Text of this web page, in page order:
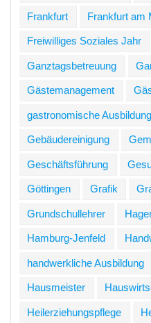
Frankfurt Frankfurt am
Freiwilliges Soziales Jahr
Ganztagsbetreuung
Gästemanagement
gastronomische Ausbildung
Gebäudereinigung
Geschäftsführung
Göttingen Grafik
Grundschullehrer
Hamburg-Jenfeld
handwerkliche Ausbildung
Hausmeister
Heilerziehungspflege